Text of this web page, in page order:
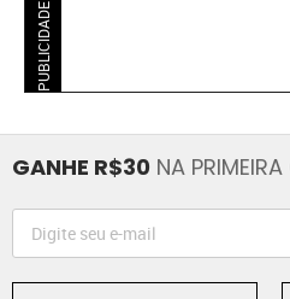
PUBLICIDADE
GANHE R$30 NA